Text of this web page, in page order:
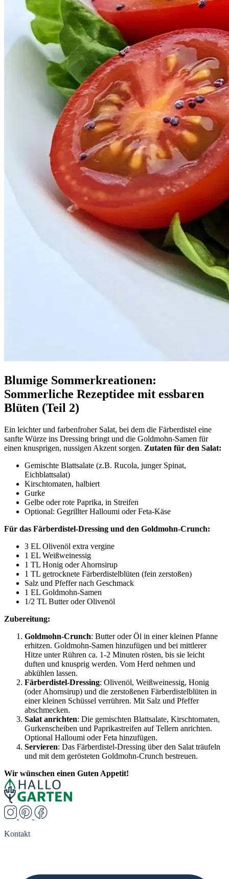
Blumige Sommerkreationen:
Sommerliche Rezeptidee mit essbaren
Blüten (Teil 2)
Ein leichter und farbenfroher Salat, bei dem die Färberdistel eine
sanfte Würze ins Dressing bringt und die Goldmohn-Samen für
einen knusprigen, nussigen Akzent sorgen. Zutaten für den Salat:
Gemischte Blattsalate (z.B. Rucola, junger Spinat,
Eichblattsalat)
Kirschtomaten, halbiert
Gurke
Gelbe oder rote Paprika, in Streifen
Optional: Gegrillter Halloumi oder Feta-Käse
Für das Färberdistel-Dressing und den Goldmohn-Crunch:
3 EL Olivenöl extra vergine
1 EL Weißweinessig
1 TL Honig oder Ahornsirup
1 TL getrocknete Färberdistelblüten (fein zerstoßen)
Salz und Pfeffer nach Geschmack
1 EL Goldmohn-Samen
1/2 TL Butter oder Olivenöl
Zubereitung:
Goldmohn-Crunch: Butter oder Öl in einer kleinen Pfanne
erhitzen. Goldmohn-Samen hinzufügen und bei mittlerer
Hitze unter Rühren ca. 1-2 Minuten rösten, bis sie leicht
duften und knusprig werden. Vom Herd nehmen und
abkühlen lassen.
Färberdistel-Dressing: Olivenöl, Weißweinessig, Honig
(oder Ahornsirup) und die zerstoßenen Färberdistelblüten in
einer kleinen Schüssel verrühren. Mit Salz und Pfeffer
abschmecken.
Salat anrichten: Die gemischten Blattsalate, Kirschtomaten,
Gurkenscheiben und Paprikastreifen auf Tellern anrichten.
Optional Halloumi oder Feta hinzufügen.
Servieren: Das Färberdistel-Dressing über den Salat träufeln
und mit dem gerösteten Goldmohn-Crunch bestreuen.
Wir wünschen einen Guten Appetit!
Kontakt